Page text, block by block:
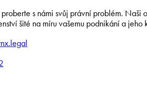
proberte s námi svůj právní problém. Naši
šité na míru vašemu podnikání a jeho